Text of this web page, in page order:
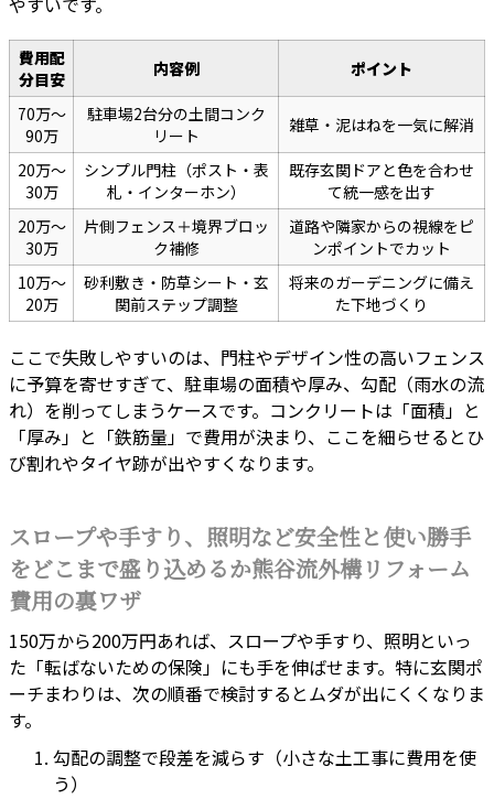
費用配
分目安
内容例 ポイント
70万〜
90万
駐車場2台分の土間コンク
リート
雑草・泥はねを一気に解消
20万〜
30万
シンプル門柱（ポスト・表
札・インターホン）
既存玄関ドアと色を合わせ
て統一感を出す
20万〜
30万
片側フェンス＋境界ブロッ
ク補修
道路や隣家からの視線をピ
ンポイントでカット
10万〜
20万
砂利敷き・防草シート・玄
関前ステップ調整
将来のガーデニングに備え
た下地づくり
ここで失敗しやすいのは、門柱やデザイン性の高いフェンス
に予算を寄せすぎて、駐車場の面積や厚み、勾配（雨水の流
れ）を削ってしまうケースです。コンクリートは「面積」と
「厚み」と「鉄筋量」で費用が決まり、ここを細らせるとひ
び割れやタイヤ跡が出やすくなります。
スロープや手すり、照明など安全性と使い勝手
をどこまで盛り込めるか熊谷流外構リフォーム
費用の裏ワザ
150万から200万円あれば、スロープや手すり、照明といっ
た「転ばないための保険」にも手を伸ばせます。特に玄関ポ
ーチまわりは、次の順番で検討するとムダが出にくくなりま
す。
勾配の調整で段差を減らす（小さな土工事に費用を使
う）